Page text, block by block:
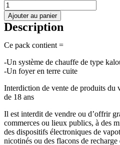
Ajouter au panier
Description
Ce pack contient =
-Un système de chauffe de type
-Un foyer en terre cuite
Interdiction de vente de produits du
de 18 ans
Il est interdit de vendre ou d’offrir
commerces ou lieux publics, à des
des dispositifs électroniques de
nicotinés ou des flacons de